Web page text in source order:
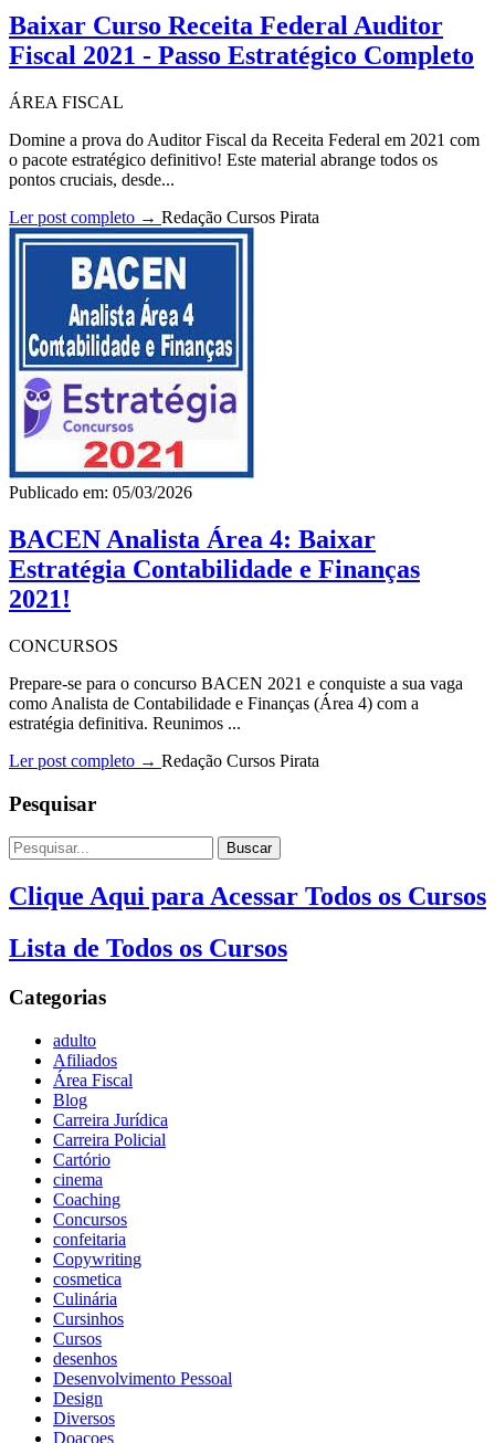
Baixar Curso Receita Federal Auditor
Fiscal 2021 - Passo Estratégico Completo
ÁREA FISCAL
Domine a prova do Auditor Fiscal da Receita Federal em 2021 com
o pacote estratégico definitivo! Este material abrange todos os
pontos cruciais, desde...
Ler post completo → Redação Cursos Pirata
Publicado em: 05/03/2026
BACEN Analista Área 4: Baixar
Estratégia Contabilidade e Finanças
2021!
CONCURSOS
Prepare-se para o concurso BACEN 2021 e conquiste a sua vaga
como Analista de Contabilidade e Finanças (Área 4) com a
estratégia definitiva. Reunimos ...
Ler post completo → Redação Cursos Pirata
Pesquisar
Buscar
Clique Aqui para Acessar Todos os Cursos
Lista de Todos os Cursos
Categorias
adulto
Afiliados
Área Fiscal
Blog
Carreira Jurídica
Carreira Policial
Cartório
cinema
Coaching
Concursos
confeitaria
Copywriting
cosmetica
Culinária
Cursinhos
Cursos
desenhos
Desenvolvimento Pessoal
Design
Diversos
Doaçoes